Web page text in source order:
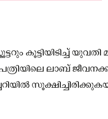
കൂട്ടിയിടിച്ച് യുവതി
ലാബ്